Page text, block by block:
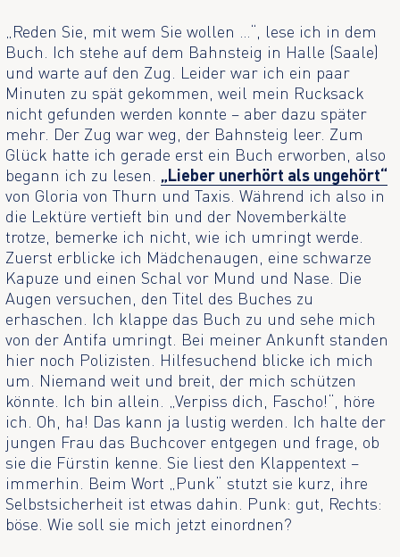
„Reden Sie, mit wem Sie wollen …“, lese ich in dem
Buch. Ich stehe auf dem Bahnsteig in Halle (Saale)
und warte auf den Zug. Leider war ich ein paar
Minuten zu spät gekommen, weil mein Rucksack
nicht gefunden werden konnte – aber dazu später
mehr. Der Zug war weg, der Bahnsteig leer. Zum
Glück hatte ich gerade erst ein Buch erworben, also
begann ich zu lesen. „Lieber unerhört als ungehört“
von Gloria von Thurn und Taxis. Während ich also in
die Lektüre vertieft bin und der Novemberkälte
trotze, bemerke ich nicht, wie ich umringt werde.
Zuerst erblicke ich Mädchenaugen, eine schwarze
Kapuze und einen Schal vor Mund und Nase. Die
Augen versuchen, den Titel des Buches zu
erhaschen. Ich klappe das Buch zu und sehe mich
von der Antifa umringt. Bei meiner Ankunft standen
hier noch Polizisten. Hilfesuchend blicke ich mich
um. Niemand weit und breit, der mich schützen
könnte. Ich bin allein. „Verpiss dich, Fascho!“, höre
ich. Oh, ha! Das kann ja lustig werden. Ich halte der
jungen Frau das Buchcover entgegen und frage, ob
sie die Fürstin kenne. Sie liest den Klappentext –
immerhin. Beim Wort „Punk“ stutzt sie kurz, ihre
Selbstsicherheit ist etwas dahin. Punk: gut, Rechts:
böse. Wie soll sie mich jetzt einordnen?